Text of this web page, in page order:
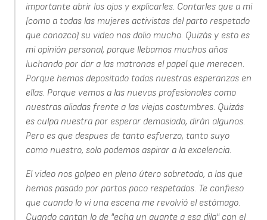
importante abrir los ojos y explicarles. Contarles que a mi
(como a todas las mujeres activistas del parto respetado
que conozco) su video nos dolio mucho. Quizás y esto es
mi opinión personal, porque llebamos muchos años
luchando por dar a las matronas el papel que merecen.
Porque hemos depositado todas nuestras esperanzas en
ellas. Porque vemos a las nuevas profesionales como
nuestras aliadas frente a las viejas costumbres. Quizás
es culpa nuestra por esperar demasiado, dirán algunos.
Pero es que despues de tanto esfuerzo, tanto suyo
como nuestro, solo podemos aspirar a la excelencia.
El video nos golpeo en pleno útero sobretodo, a las que
hemos pasado por partos poco respetados. Te confieso
que cuando lo vi una escena me revolvió el estómago.
Cuando cantan lo de "echa un guante a esa dila" con el